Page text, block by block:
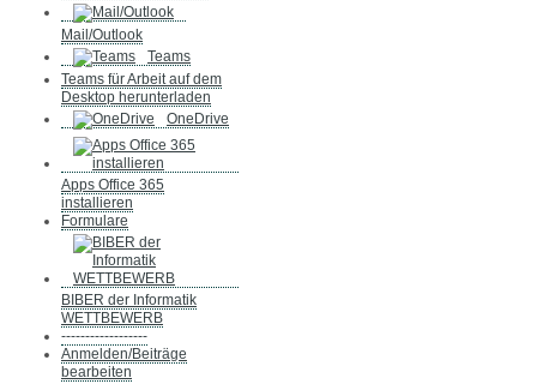
Mail/Outlook
Teams
Teams für Arbeit auf dem
Desktop herunterladen
OneDrive
Apps Office 365
installieren
Formulare
BIBER der Informatik
WETTBEWERB
------------------
Anmelden/Beiträge
bearbeiten